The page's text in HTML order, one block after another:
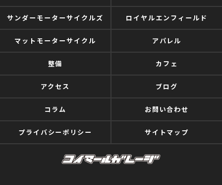
サンダーモーターサイクルズ ロイヤルエンフィールド
マットモーターサイクル アパレル
整備 カフェ
アクセス ブログ
コラム お問い合わせ
プライバシーポリシー サイトマップ